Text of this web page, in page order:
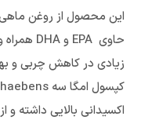
این محصول از روغن
زیادی در کاهش چربی و
اکسیدانی بالایی داشته و